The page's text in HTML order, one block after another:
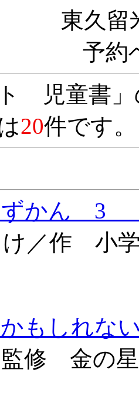
東久留
予約
ト 児童書
20件です
チずか
け／作 小
かもし
監修 金の